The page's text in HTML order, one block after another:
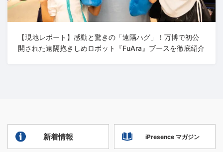
【現地レポート】感動と驚きの「遠隔ハグ」！万博で初公
開された遠隔抱きしめロボット『FuAra』ブースを徹底紹介
新着情報 iPresence マガジン